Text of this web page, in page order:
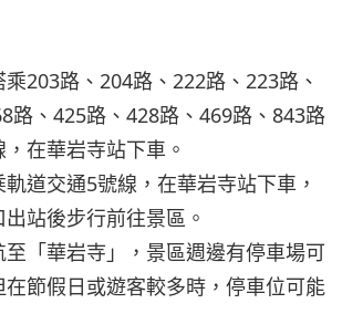
203路、204路、222路、223路、
路、425路、428路、469路、843路
在華岩寺站下車。
道交通5號線，在華岩寺站下車，
站後步行前往景區。
至「華岩寺」，景區週邊有停車場可
節假日或遊客較多時，停車位可能